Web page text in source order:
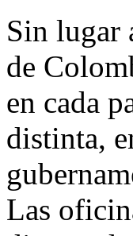
Sin lugar
de
en cada
distinta,
Las